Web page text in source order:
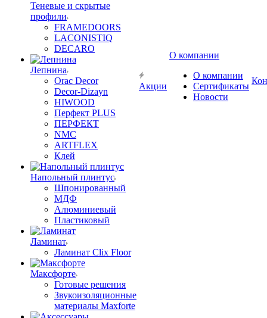
Теневые и скрытые
профили
FRAMEDOORS
LACONISTIQ
DECARO
Лепнина
Orac Decor
Decor-Dizayn
HIWOOD
Перфект PLUS
ПЕРФЕКТ
NMC
ARTFLEX
Клей
Напольный плинтус
Шпонированный
МДФ
Алюминиевый
Пластиковый
Ламинат
Ламинат Clix Floor
Максфорте
Готовые решения
Звукоизоляционные
материалы Maxforte
Акции
О компании
О компании
Сертификаты
Новости